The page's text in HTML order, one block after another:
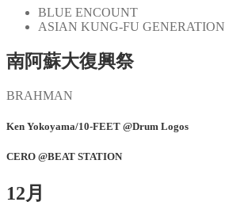
BLUE ENCOUNT
ASIAN KUNG-FU GENERATION
南阿蘇大復興祭
BRAHMAN
Ken Yokoyama/10-FEET @Drum Logos
CERO @BEAT STATION
12月